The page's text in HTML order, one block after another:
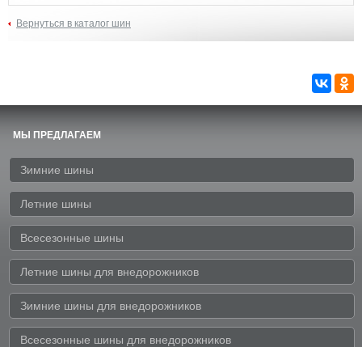
Вернуться в каталог шин
МЫ ПРЕДЛАГАЕМ
Зимние шины
Летние шины
Всесезонные шины
Летние шины для внедорожников
Зимние шины для внедорожников
Всесезонные шины для внедорожников